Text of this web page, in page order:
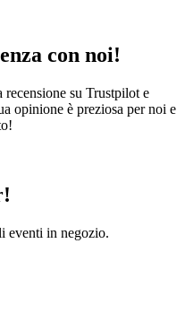
con noi!
su Trustpilot e
opinione è preziosa per noi e
eventi in negozio.